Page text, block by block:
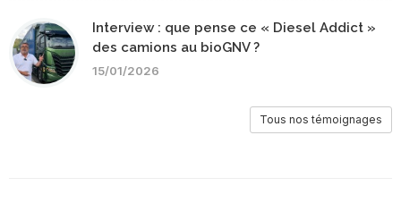
Interview : que pense ce « Diesel Addict »
des camions au bioGNV ?
15/01/2026
Tous nos témoignages